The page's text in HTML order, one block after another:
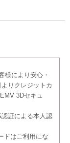
様により安心・
りクレジットカ
3Dセキュ
証による本人認
ドはご利用にな